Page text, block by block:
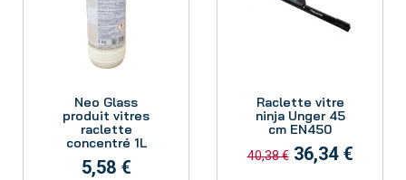
Neo Glass
produit vitres
raclette
concentré 1L
5,58 €
Raclette vitre
ninja Unger 45
cm EN450
40,38 € 36,34 €